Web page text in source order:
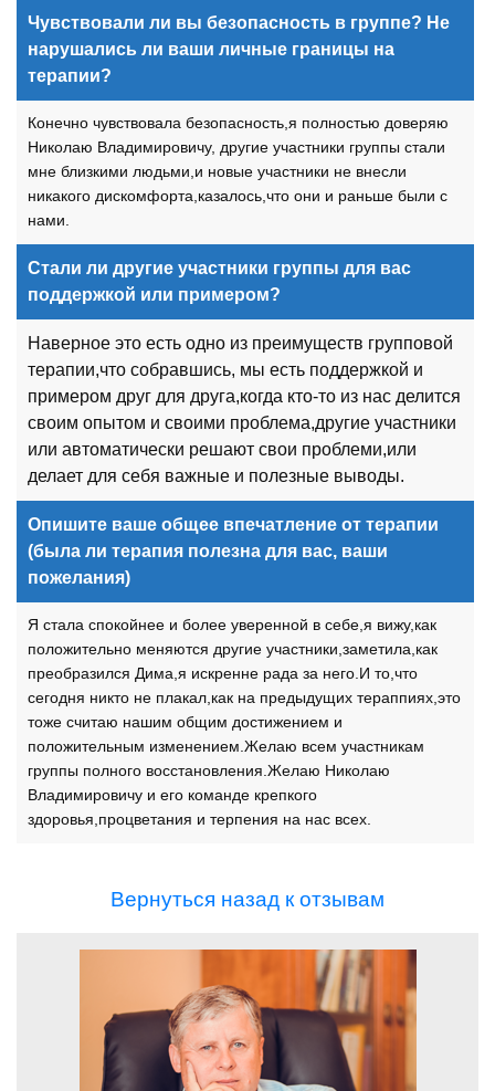
Чувствовали ли вы безопасность в группе? Не
нарушались ли ваши личные границы на
терапии?
Конечно чувствовала безопасность,я полностью доверяю
Николаю Владимировичу, другие участники группы стали
мне близкими людьми,и новые участники не внесли
никакого дискомфорта,казалось,что они и раньше были с
нами.
Стали ли другие участники группы для вас
поддержкой или примером?
Наверное это есть одно из преимуществ групповой
терапии,что собравшись, мы есть поддержкой и
примером друг для друга,когда кто-то из нас делится
своим опытом и своими проблема,другие участники
или автоматически решают свои проблеми,или
делает для себя важные и полезные выводы.
Опишите ваше общее впечатление от терапии
(была ли терапия полезна для вас, ваши
пожелания)
Я стала спокойнее и более уверенной в себе,я вижу,как
положительно меняются другие участники,заметила,как
преобразился Дима,я искренне рада за него.И то,что
сегодня никто не плакал,как на предыдущих тераппиях,это
тоже считаю нашим общим достижением и
положительным изменением.Желаю всем участникам
группы полного восстановления.Желаю Николаю
Владимировичу и его команде крепкого
здоровья,процветания и терпения на нас всех.
Вернуться назад к отзывам